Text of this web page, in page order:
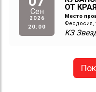
Сен
2026
20:00
ОТ
Место
Феодосия,
КЗ